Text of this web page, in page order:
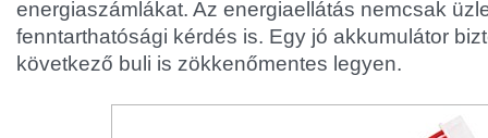
energiaszámlákat. Az energiaellátás nemcsak
fenntarthatósági kérdés is. Egy jó akkumulátor
következő buli is zökkenőmentes legyen.